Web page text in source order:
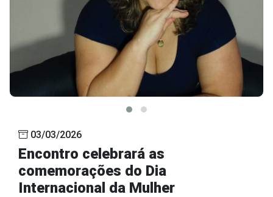
03/03/2026
Encontro celebrará as
comemorações do Dia
Internacional da Mulher